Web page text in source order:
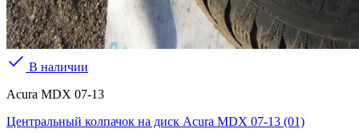
В наличии
Acura MDX 07-13
Центральный колпачок на диск Acura MDX 07-13 (01)